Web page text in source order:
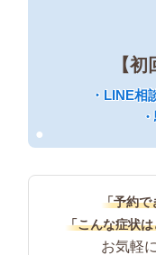
●
【
・LINE相
「予約
「こんな症状
お気軽